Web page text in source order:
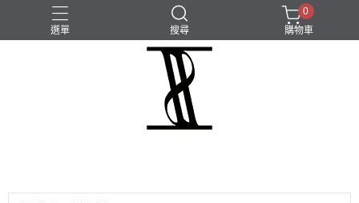
選單 搜尋
0
購物車